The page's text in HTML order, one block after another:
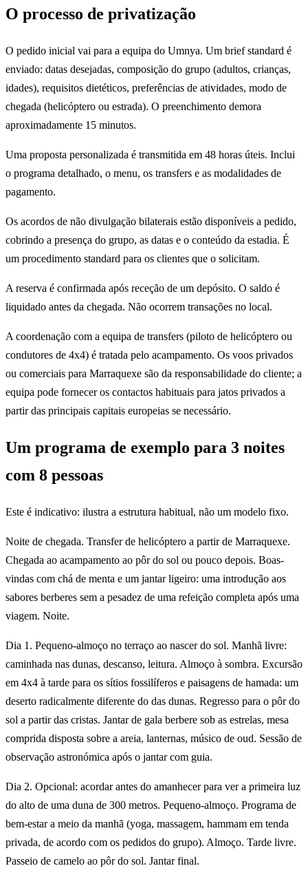
O processo de privatização
O pedido inicial vai para a equipa do Umnya. Um brief standard é
enviado: datas desejadas, composição do grupo (adultos, crianças,
idades), requisitos dietéticos, preferências de atividades, modo de
chegada (helicóptero ou estrada). O preenchimento demora
aproximadamente 15 minutos.
Uma proposta personalizada é transmitida em 48 horas úteis. Inclui
o programa detalhado, o menu, os transfers e as modalidades de
pagamento.
Os acordos de não divulgação bilaterais estão disponíveis a pedido,
cobrindo a presença do grupo, as datas e o conteúdo da estadia. É
um procedimento standard para os clientes que o solicitam.
A reserva é confirmada após receção de um depósito. O saldo é
liquidado antes da chegada. Não ocorrem transações no local.
A coordenação com a equipa de transfers (piloto de helicóptero ou
condutores de 4x4) é tratada pelo acampamento. Os voos privados
ou comerciais para Marraquexe são da responsabilidade do cliente; a
equipa pode fornecer os contactos habituais para jatos privados a
partir das principais capitais europeias se necessário.
Um programa de exemplo para 3 noites
com 8 pessoas
Este é indicativo: ilustra a estrutura habitual, não um modelo fixo.
Noite de chegada. Transfer de helicóptero a partir de Marraquexe.
Chegada ao acampamento ao pôr do sol ou pouco depois. Boas-
vindas com chá de menta e um jantar ligeiro: uma introdução aos
sabores berberes sem a pesadez de uma refeição completa após uma
viagem. Noite.
Dia 1. Pequeno-almoço no terraço ao nascer do sol. Manhã livre:
caminhada nas dunas, descanso, leitura. Almoço à sombra. Excursão
em 4x4 à tarde para os sítios fossilíferos e paisagens de hamada: um
deserto radicalmente diferente do das dunas. Regresso para o pôr do
sol a partir das cristas. Jantar de gala berbere sob as estrelas, mesa
comprida disposta sobre a areia, lanternas, músico de oud. Sessão de
observação astronómica após o jantar com guia.
Dia 2. Opcional: acordar antes do amanhecer para ver a primeira luz
do alto de uma duna de 300 metros. Pequeno-almoço. Programa de
bem-estar a meio da manhã (yoga, massagem, hammam em tenda
privada, de acordo com os pedidos do grupo). Almoço. Tarde livre.
Passeio de camelo ao pôr do sol. Jantar final.